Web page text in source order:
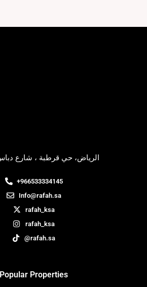
الرياض، حي قرطبة ، شارع
+966533334145
Info@rafah.sa
rafah_ksa
rafah_ksa
@rafah.sa
Popular Properties